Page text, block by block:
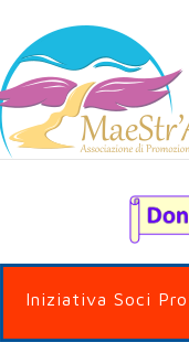
Iniziativa Soci